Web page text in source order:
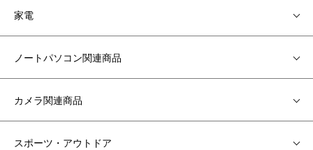
家電
ノートパソコン関連商品
カメラ関連商品
スポーツ・アウトドア